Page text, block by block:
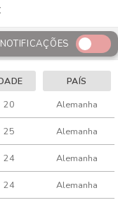
NOTIFICAÇÕES
PAÍS
20 Alemanha
25 Alemanha
24 Alemanha
24 Alemanha